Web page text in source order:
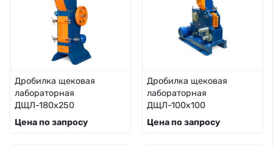
Дробилка щековая
лабораторная
ДЩЛ-180х250
Цена по запросу
Дробилка щековая
лабораторная
ДЩЛ-100х100
Цена по запросу